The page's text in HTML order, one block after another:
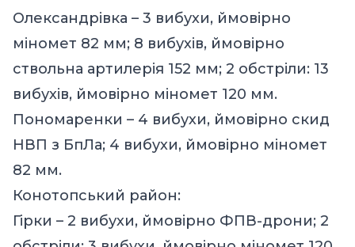
Олександрівка – 3 вибухи, ймовірно
міномет 82 мм; 8 вибухів, ймовірно
ствольна артилерія 152 мм; 2 обстріли: 13
вибухів, ймовірно міномет 120 мм.
Пономаренки – 4 вибухи, ймовірно скид
НВП з БпЛа; 4 вибухи, ймовірно міномет
82 мм.
Конотопський район:
Гірки – 2 вибухи, ймовірно ФПВ-дрони; 2